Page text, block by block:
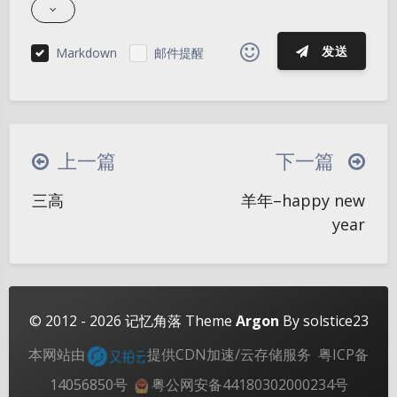
Serif
浅阴影 深阴影
关闭 日落 暗化 灰度
Markdown 邮件提醒 发送
|´・ω・)ノ ヾ(≧∇≦*)ゝ
(☆ω☆)
∠( ᐛ 」∠)＿
୧(๑•̀⌄•́๑)૭
(ノ°ο°)ノ
(╯°A°)╯︵○○○
φ(￣∇￣o)
Σ(っ °Д °;)っ
( ,,´･ω･)ﾉ"(´っω･｀｡)
╮(╯▽╰)╭
o(*////▽////*)q
＞﹏＜
( ๑´•ω•) "(ㆆᴗㆆ)
上一篇
三高
下一篇
羊年–happy new
year
© 2012 - 2026 记忆角落 Theme Argon By solstice23
本网站由
提供CDN加速/云存储服务 粤ICP备
14056850号
粤公网安备44180302000234号